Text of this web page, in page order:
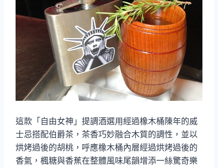
這款「自由女神」提調酒選用經過橡木桶陳年的威
士忌搭配伯爵茶，茶香巧妙融合木質的調性，並以
烘烤過後的胡桃，呼應橡木桶內層經過烘烤過後的
香氣，楓糖與香蕉在整體風味尾韻增添一絲驚奇樂